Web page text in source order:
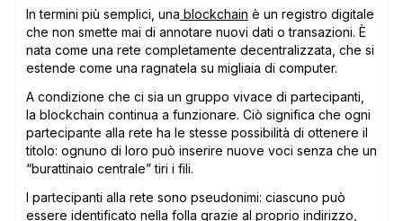
In termini più semplici, una blockchain è un registro digitale
che non smette mai di annotare nuovi dati o transazioni. È
nata come una rete completamente decentralizzata, che si
estende come una ragnatela su migliaia di computer.
A condizione che ci sia un gruppo vivace di partecipanti,
la blockchain continua a funzionare. Ciò significa che ogni
partecipante alla rete ha le stesse possibilità di ottenere il
titolo: ognuno di loro può inserire nuove voci senza che un
“burattinaio centrale” tiri i fili.
I partecipanti alla rete sono pseudonimi: ciascuno può
essere identificato nella folla grazie al proprio indirizzo,